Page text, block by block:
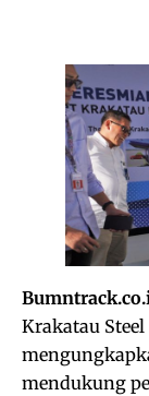
Krakatau
mendukung